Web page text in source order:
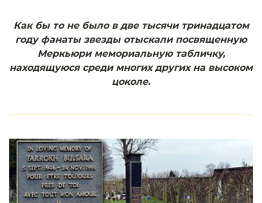
Как бы то не было в две тысячи тринадцатом
году фанаты звезды отыскали посвященную
Меркьюри мемориальную табличку,
находящуюся среди многих других на высоком
цоколе.